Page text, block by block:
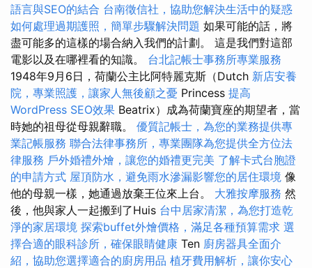
語言與SEO的結合 台南徵信社，協助您解決生活中的疑惑
如何處理過期護照，簡單步驟解決問題 如果可能的話，將
盡可能多的這樣的場合納入我們的計劃。 這是我們對這部
電影以及在哪裡看的知識。 台北記帳士事務所專業服務
1948年9月6日，荷蘭公主比阿特麗克斯（Dutch 新店安養
院，專業照護，讓家人無後顧之憂 Princess 提高
WordPress SEO效果 Beatrix）成為荷蘭寶座的期望者，當
時她的祖母從母親辭職。 優質記帳士，為您的業務提供專
業記帳服務 聯合法律事務所，專業團隊為您提供全方位法
律服務 戶外婚禮外燴，讓您的婚禮更完美 了解卡式台胞證
的申請方式 屋頂防水，避免雨水滲漏影響您的居住環境 像
他的母親一樣，她通過放棄王位來上台。 大雅按摩服務 然
後，他與家人一起搬到了Huis 台中居家清潔，為您打造乾
淨的家居環境 探索buffet外燴價格，滿足各種預算需求 選
擇合適的眼科診所，確保眼睛健康 Ten 廚房器具全面介
紹，協助您選擇適合的廚房用品 植牙費用解析，讓你安心